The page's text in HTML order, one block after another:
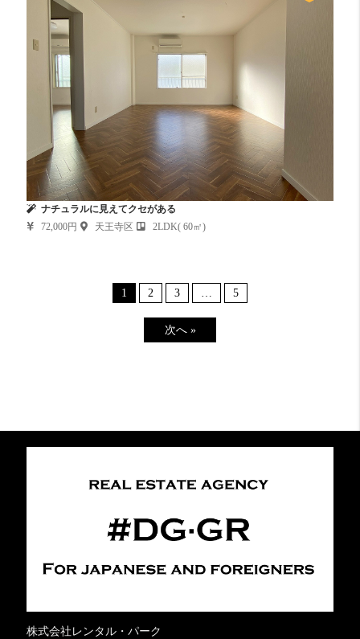
ナチュラルに見えてクセがある
72,000円
天王寺区 2LDK( 60㎡)
1 2 3 5
次へ »
株式会社レンタル・パーク